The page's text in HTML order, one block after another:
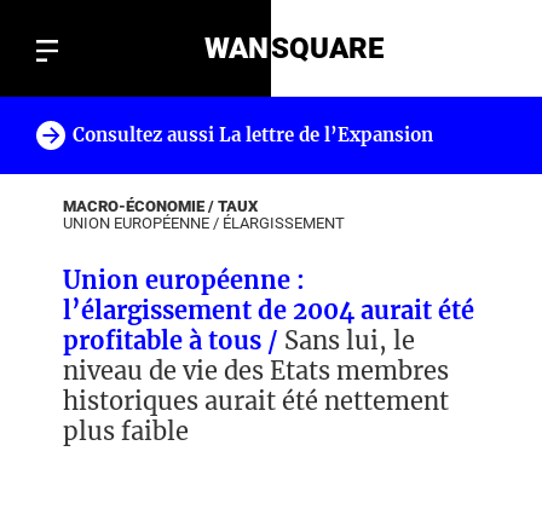
WANSQUARE
Consultez aussi La lettre de l’Expansion
MACRO-ÉCONOMIE / TAUX
UNION EUROPÉENNE / ÉLARGISSEMENT
Union européenne :
l’élargissement de 2004 aurait été
profitable à tous / Sans lui, le
niveau de vie des Etats membres
historiques aurait été nettement
plus faible